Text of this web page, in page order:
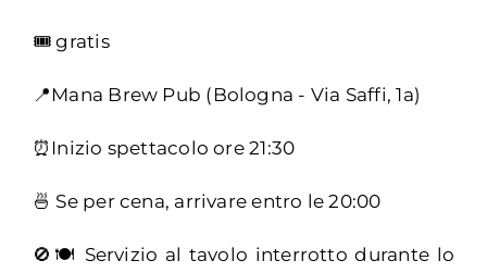
🎟️ gratis
📍Mana Brew Pub (Bologna - Via Saffi, 1a)
⏰Inizio spettacolo ore 21:30
🍜 Se per cena, arrivare entro le 20:00
🚫🍽️ Servizio al tavolo interrotto durante lo